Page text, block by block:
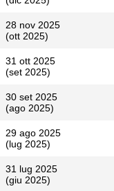
28 nov 2025
(ott 2025)
31 ott 2025
(set 2025)
30 set 2025
(ago 2025)
29 ago 2025
(lug 2025)
31 lug 2025
(giu 2025)